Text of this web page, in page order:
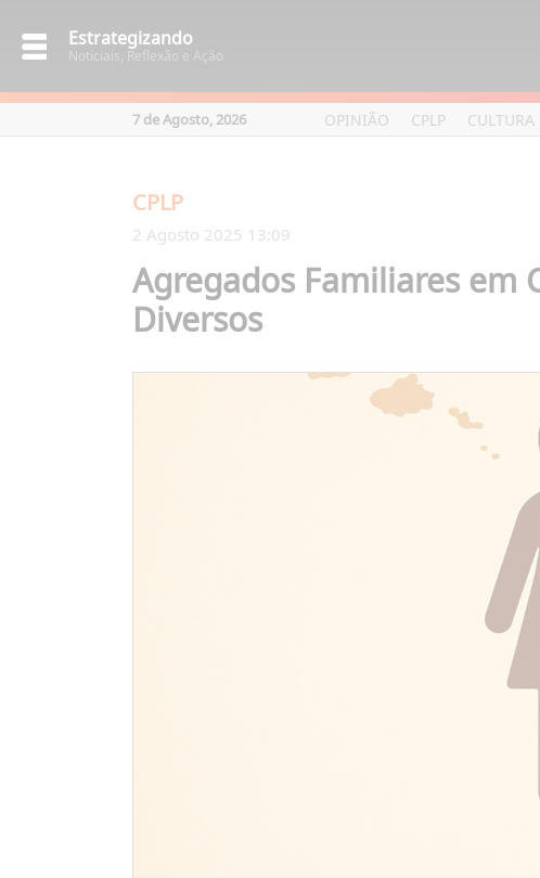
Estrategizando
Notíciais, Reflexão e Ação
7 de Agosto, 2026 OPINIÃO CPLP CULTURA
CPLP
2 Agosto 2025 13:09
Agregados Familiares em
Diversos